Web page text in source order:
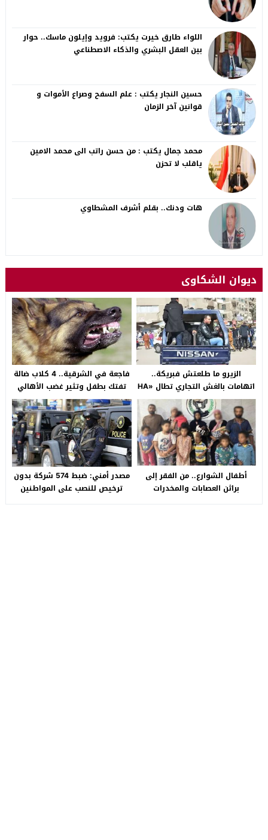
اللواء طارق خيرت يكتب: فرويد وإيلون ماسك.. حوار
بين العقل البشري والذكاء الاصطناعي
حسين النجار يكتب : علم السفح وصراع الأموات و
قوانين آخر الزمان
محمد جمال يكتب : من حسن راتب الى محمد الامين
ياقلب لا تحزن
هات ودنك.. بقلم أشرف المشطاوي
ديوان الشكاوى
الزيرو ما طلعتش فبريكة..
اتهامات بالغش التجاري تطال «HA
Auto التجمع».. شكوى شراء
سيارة بـ3 ملايين جنيه تفجّر الأزمة
فاجعة في الشرقية.. 4 كلاب ضالة
تفتك بطفل وتثير غضب الأهالي
بالصالحية الجديدة
أطفال الشوارع.. من الفقر إلى
براثن العصابات والمخدرات
مصدر أمني: ضبط 574 شركة بدون
ترخيص للنصب على المواطنين